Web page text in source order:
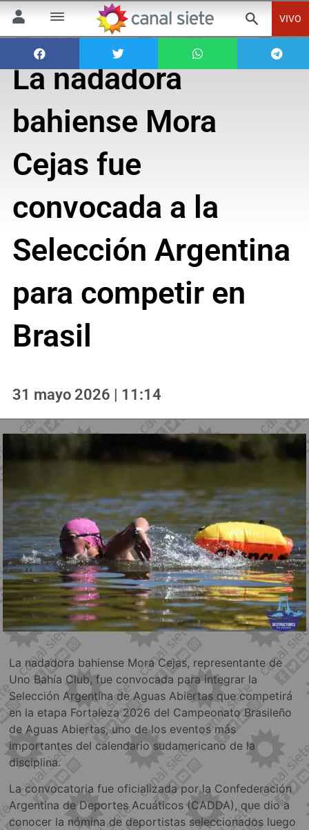
VIVO
La nadadora
bahiense Mora
Cejas fue
convocada a la
Selección Argentina
para competir en
Brasil
31 mayo 2026 | 11:14
La nadadora bahiense Mora Cejas, representante de
Uno Bahía Club, fue convocada para integrar la
Selección Argentina de Aguas Abiertas que competirá
en la etapa Fortaleza 2026 del Campeonato Brasileño
de Aguas Abiertas, uno de los eventos más
importantes del calendario sudamericano de la
disciplina.
La convocatoria fue oficializada por la Confederación
Argentina de Deportes Acuáticos (CADDA), que dio a
conocer la nómina de deportistas seleccionados luego